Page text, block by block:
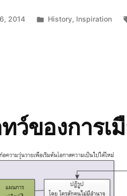
2014
Posted
History, Inspiration
ว์ของการเ